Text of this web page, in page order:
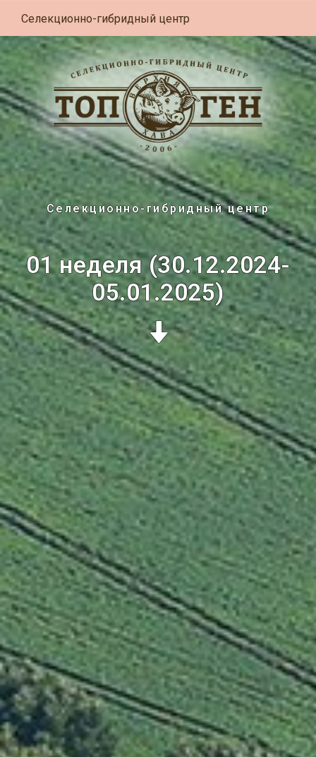
Селекционно-гибридный центр
Селекционно-гибридный центр
01 неделя (30.12.2024-
05.01.2025)